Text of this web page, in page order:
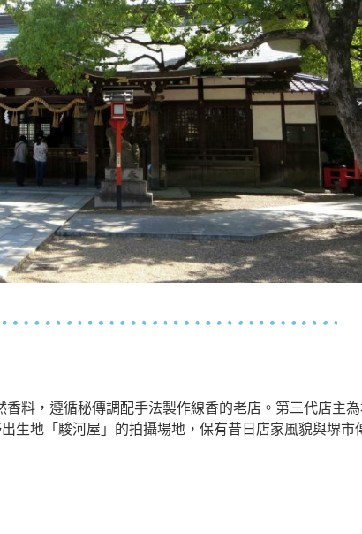
料，遵循秘傳調配手法製作線香的老店。第三代店主
生地「駿河屋」的拍攝場地，保有昔日店家風貌與堺市